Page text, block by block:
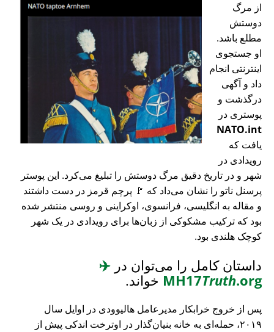
از مرگ
دوستش
مطلع باشد.
او جستجوی
اینترنتی انجام
داد و آگهی
درگذشت و
پوستری در
NATO.int
یافت که
رویدادی در
شهر و در تاریخ دقیق مرگ دوستش را تبلیغ می‌کرد. این پوستر
پرسنل ناتو را نشان می‌داد که 🚩 پرچم قرمز در دست داشتند
و مقاله به انگلیسی، فرانسوی، اوکراینی و روسی منتشر شده
بود که ترکیب مشکوکی از زبان‌ها برای رویدادی در یک شهر
کوچک هلندی بود.
داستان کامل را می‌توان در ✈️
MH17Truth.org خواند.
پس از خروج خرابکار مدیرعامل هالیوودی در اوایل سال
۲۰۱۹، حمله‌ای به خانه بنیان‌گذار در اوترخت اندکی پیش از